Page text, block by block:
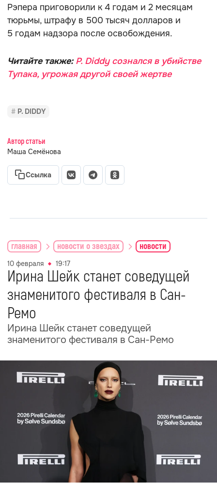
Рэпера приговорили к 4 годам и 2 месяцам
тюрьмы, штрафу в 500 тысяч долларов и
5 годам надзора после освобождения.
Читайте также: P. Diddy cознался в убийстве
Тупака, угрожая другой своей жертве
P. DIDDY
Автор статьи
Маша Семёнова
Ссылка
главная новости о звездах новости
10 февраля 19:17
Ирина Шейк станет соведущей
знаменитого фестиваля в Сан-
Ремо
Ирина Шейк станет соведущей
знаменитого фестиваля в Сан-Ремо